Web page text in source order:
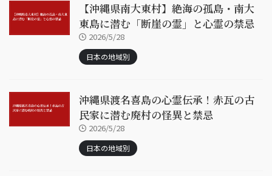
【沖縄県南大東村】絶海の孤島・南大
東島に潜む「断崖の霊」と心霊の禁忌
2026/5/28
日本の地域別
沖縄県渡名喜島の心霊伝承！赤瓦の古
民家に潜む廃村の怪異と禁忌
2026/5/28
日本の地域別